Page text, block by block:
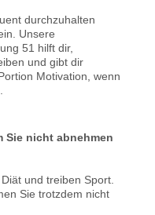
durchzuhalten
Unsere
51 hilft dir,
und gibt dir
Motivation, wenn
Sie nicht abnehmen
und treiben Sport.
Sie trotzdem nicht